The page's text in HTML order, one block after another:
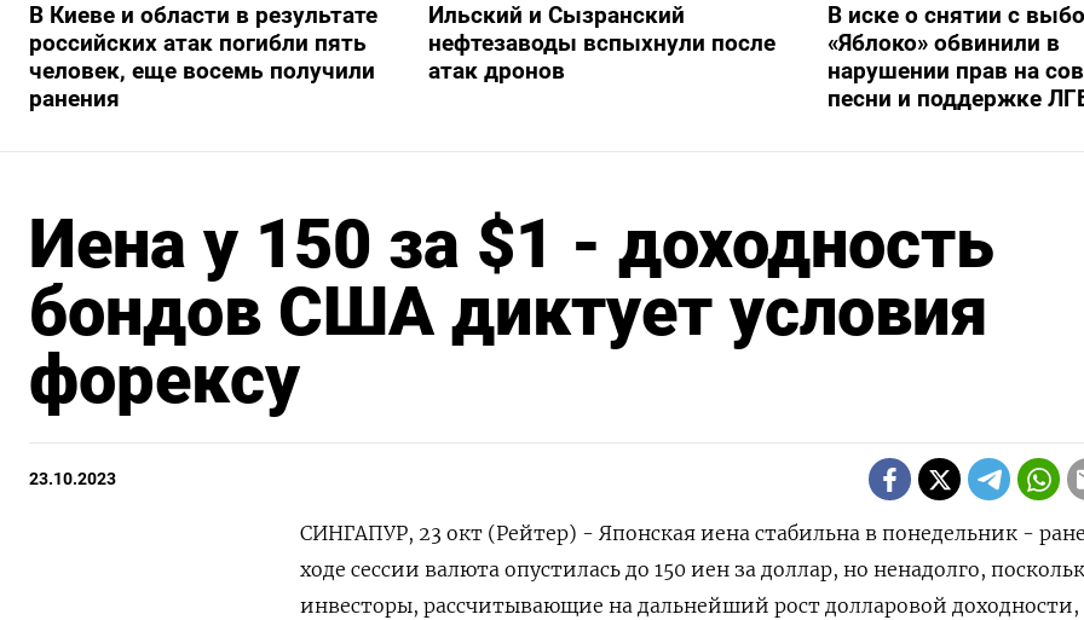
В Киеве и области в результате
российских атак погибли пять
человек, еще восемь получили
ранения
Ильский и Сызранский
нефтезаводы вспыхнули после
атак дронов
В иске о снятии с
«Яблоко» обвинили в
нарушении прав на
песни и поддержке
Иена у 150 за $1 - доходность
бондов США диктует условия
форексу
23.10.2023
СИНГАПУР, 23 окт (Рейтер) - Японская иена стабильна в понедельник -
ходе сессии валюта опустилась до 150 иен за доллар, но ненадолго,
инвесторы, рассчитывающие на дальнейший рост долларовой доходности,